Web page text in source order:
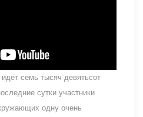
семь тысяч девятьсот
сутки участники
одну очень